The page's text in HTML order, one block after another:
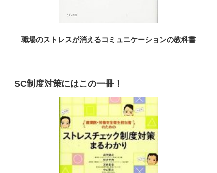
職場のストレスが消えるコミュニケーションの教科書
SC制度対策にはこの一冊！